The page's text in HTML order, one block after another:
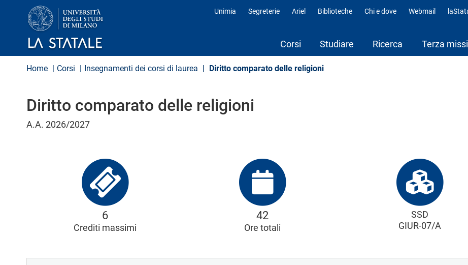
Profili
Unimia Segreterie Ariel Biblioteche Chi e dove Webmail
Corsi Studiare Ricerca Terza
Home Corsi Insegnamenti dei corsi di laurea Diritto comparato delle religioni
Diritto comparato delle religioni
A.A. 2026/2027
6
Crediti massimi
42
Ore totali
SSD
GIUR-07/A